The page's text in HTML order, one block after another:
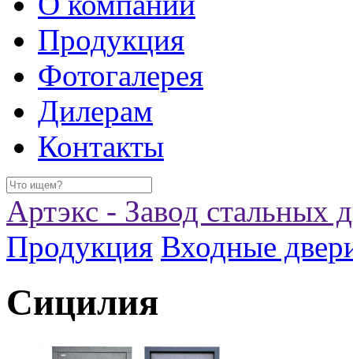
Продукция
Фотогалерея
Дилерам
Контакты
Артэкс - Завод стальных
Продукция Входные
Сицилия